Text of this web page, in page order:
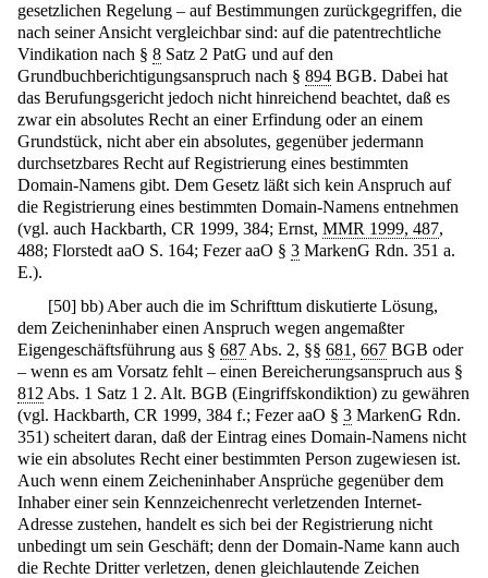
gesetzlichen Regelung – auf Bestimmungen zurückgegriffen, die
nach seiner Ansicht vergleichbar sind: auf die patentrechtliche
Vindikation nach § 8 Satz 2 PatG und auf den
Grundbuchberichtigungsanspruch nach § 894 BGB. Dabei hat
das Berufungsgericht jedoch nicht hinreichend beachtet, daß es
zwar ein absolutes Recht an einer Erfindung oder an einem
Grundstück, nicht aber ein absolutes, gegenüber jedermann
durchsetzbares Recht auf Registrierung eines bestimmten
Domain-Namens gibt. Dem Gesetz läßt sich kein Anspruch auf
die Registrierung eines bestimmten Domain-Namens entnehmen
(vgl. auch Hackbarth, CR 1999, 384; Ernst, MMR 1999, 487,
488; Florstedt aaO S. 164; Fezer aaO § 3 MarkenG Rdn. 351 a.
E.).
[50] bb) Aber auch die im Schrifttum diskutierte Lösung,
dem Zeicheninhaber einen Anspruch wegen angemaßter
Eigengeschäftsführung aus § 687 Abs. 2, §§ 681 , 667 BGB oder
– wenn es am Vorsatz fehlt – einen Bereicherungsanspruch aus §
812 Abs. 1 Satz 1 2. Alt. BGB (Eingriffskondiktion) zu gewähren
(vgl. Hackbarth, CR 1999, 384 f.; Fezer aaO § 3 MarkenG Rdn.
351) scheitert daran, daß der Eintrag eines Domain-Namens nicht
wie ein absolutes Recht einer bestimmten Person zugewiesen ist.
Auch wenn einem Zeicheninhaber Ansprüche gegenüber dem
Inhaber einer sein Kennzeichenrecht verletzenden Internet-
Adresse zustehen, handelt es sich bei der Registrierung nicht
unbedingt um sein Geschäft; denn der Domain-Name kann auch
die Rechte Dritter verletzen, denen gleichlautende Zeichen